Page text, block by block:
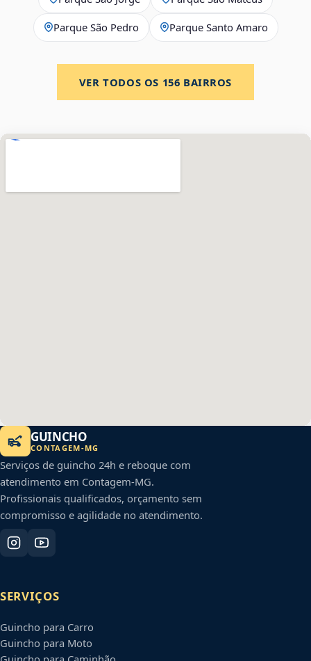
Parque São Pedro Parque Santo Amaro
VER TODOS OS 156 BAIRROS
GUINCHO
CONTAGEM-MG
Serviços de guincho 24h e reboque com
atendimento em Contagem-MG.
Profissionais qualificados, orçamento sem
compromisso e agilidade no atendimento.
SERVIÇOS
Guincho para Carro
Guincho para Moto